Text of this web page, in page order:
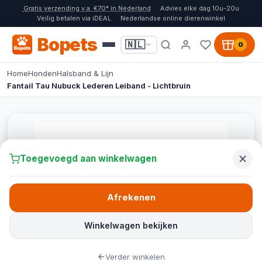
Gratis verzending v.a. €70* in Nederland
Advies elke dag 10u-20u
Veilig betalen via iDEAL
Nederlandse online dierenwinkel
Bopets 🇳🇱 0
HomeHondenHalsband & Lijn
Fantail Tau Nubuck Lederen Leiband - Lichtbruin
Toegevoegd aan winkelwagen
Winkelwagen bekijken
Afrekenen
Verder winkelen